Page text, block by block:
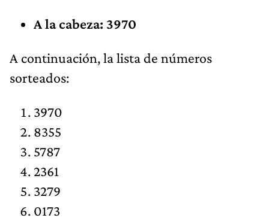
A la cabeza: 3970
​​A continuación, la lista de números
sorteados:
3970
8355
5787
2361
3279
0173